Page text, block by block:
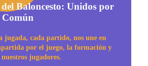
Baloncesto: Unidos por
Común
jugada, cada partido, nos une en
por el juego, la formación y
jugadores.